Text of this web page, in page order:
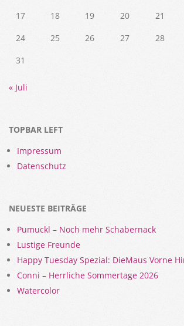
17
18 19 20 21
24
25 26 27 28
31
« Juli
TOPBAR LEFT
Impressum
Datenschutz
NEUESTE BEITRÄGE
Pumuckl – Noch mehr Schabernack
Lustige Freunde
Happy Tuesday Spezial: DieMaus Vorne
Conni – Herrliche Sommertage 2026
Watercolor